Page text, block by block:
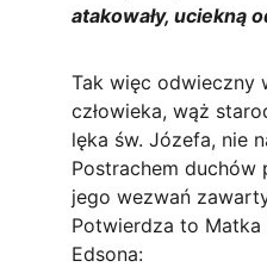
atakowały, uciekną
Tak więc odwieczny
człowieka, wąż
lęka św. Józefa, nie
Postrachem duchów
jego wezwań
Potwierdza to
Edsona: